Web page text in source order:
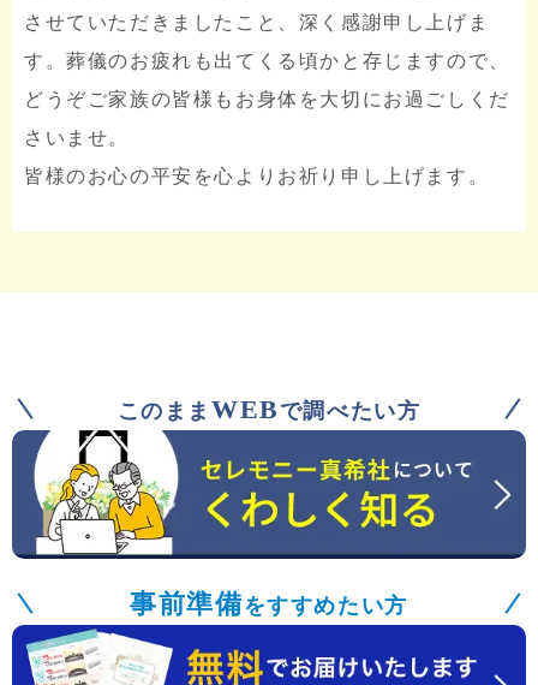
させていただきましたこと、深く感謝申し上げま
す。葬儀のお疲れも出てくる頃かと存じますので、
どうぞご家族の皆様もお身体を大切にお過ごしくだ
さいませ。
皆様のお心の平安を心よりお祈り申し上げます。
このまま WEB で調べたい方
事前準備をすすめたい方